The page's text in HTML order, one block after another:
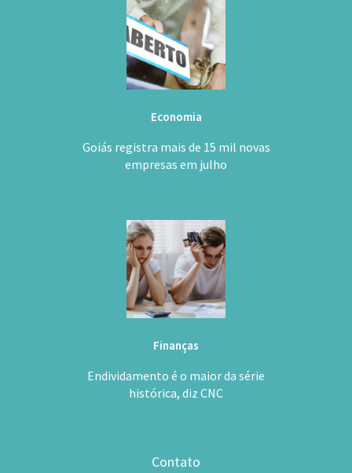
Economia
Goiás registra mais de 15 mil novas
empresas em julho
Finanças
Endividamento é o maior da série
histórica, diz CNC
Contato